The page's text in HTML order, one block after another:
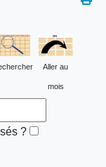
Aller au
mois
?